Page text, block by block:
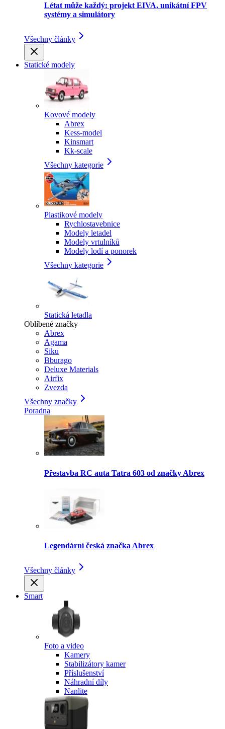
Létat může každý: projekt EIVA, unikátní FPV
systémy a simulátory
Všechny články
Statické modely
Kovové modely
Abrex
Kess-model
Kinsmart
Kk-scale
Všechny kategorie
Plastikové modely
Rychlostavebnice
Modely letadel
Modely vrtulníků
Modely lodí a ponorek
Všechny kategorie
Statická letadla
Oblíbené značky
Abrex
Agama
Siku
Bburago
Deluxe Materials
Airfix
Zvezda
Všechny značky
Poradna
Přestavba RC auta Tatra 603 od značky Abrex
Legendární česká značka Abrex
Všechny články
Smart
Foto a video
Kamery
Stabilizátory kamer
Příslušenství
Náhradní díly
Nanlite